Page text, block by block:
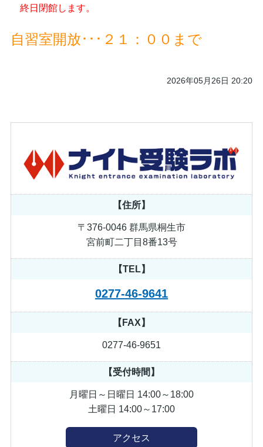
終日閉館します。
自習室開放･･･２１：００まで
2026年05月26日 20:20
【住所】
〒376-0046 群馬県桐生市
宮前町二丁目8番13号
【TEL】
0277-46-9641
【FAX】
0277-46-9651
【受付時間】
月曜日～日曜日 14:00～18:00
土曜日 14:00～17:00
アクセス